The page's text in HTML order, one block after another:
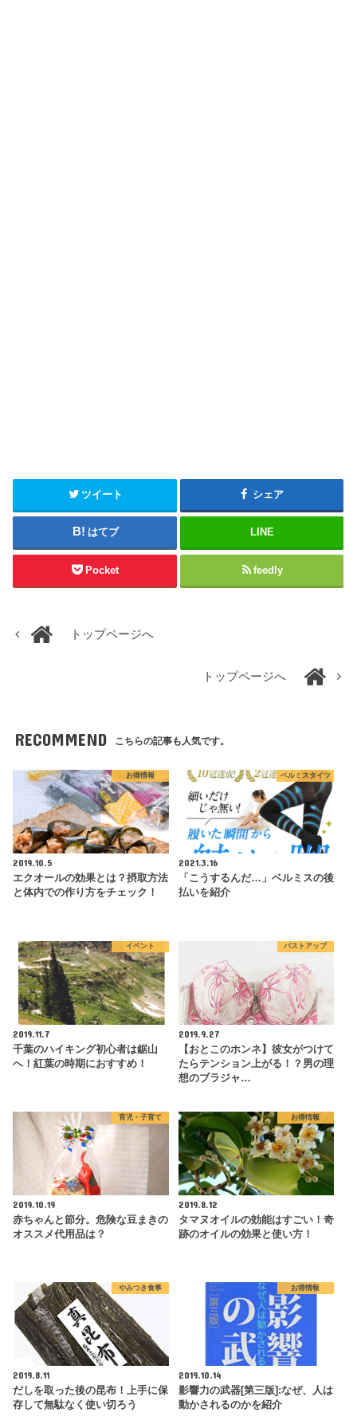
ツイート シェア
はてブ LINE
Pocket feedly
トップページへ
トップページへ
RECOMMEND こちらの記事も人気です。
お得情報
2019.10.5
エクオールの効果とは？摂取方法
と体内での作り方をチェック！
ベルミスタイツ
2021.3.16
「こうするんだ…」ベルミスの後
払いを紹介
イベント
2019.11.7
千葉のハイキング初心者は鋸山
へ！紅葉の時期におすすめ！
バストアップ
2019.9.27
【おとこのホンネ】彼女がつけて
たらテンション上がる！？男の理
想のブラジャ…
育児・子育て
2019.10.19
赤ちゃんと節分。危険な豆まきの
オススメ代用品は？
お得情報
2019.8.12
タマヌオイルの効能はすごい！奇
跡のオイルの効果と使い方！
やみつき食事
2019.8.11
だしを取った後の昆布！上手に保
存して無駄なく使い切ろう
お得情報
2019.10.14
影響力の武器[第三版]:なぜ、人は
動かされるのかを紹介